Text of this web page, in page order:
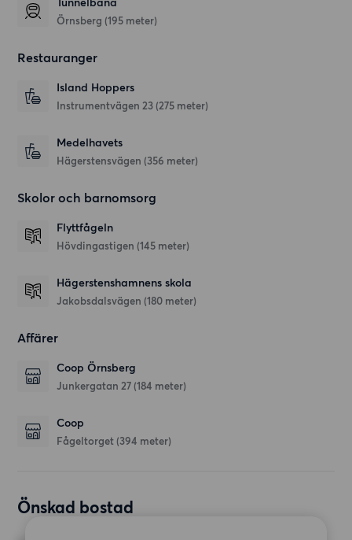
Tunnelbana
Örnsberg (195 meter)
Restauranger
Island Hoppers
Instrumentvägen 23 (275 meter)
Medelhavets
Hägerstensvägen (356 meter)
Skolor och barnomsorg
Flyttfågeln
Hövdingastigen (145 meter)
Hägerstenshamnens skola
Jakobsdalsvägen (180 meter)
Affärer
Coop Örnsberg
Junkergatan 27 (184 meter)
Coop
Fågeltorget (394 meter)
Önskad bostad